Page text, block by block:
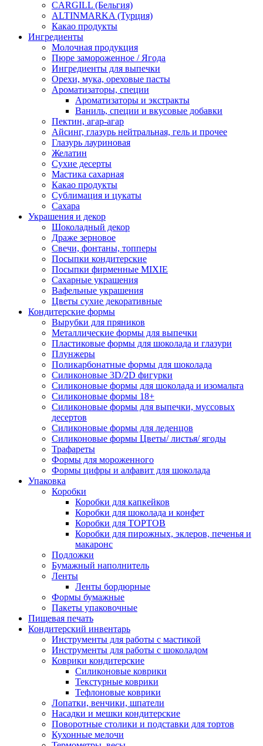
CARGILL (Бельгия)
ALTINMARKA (Турция)
Какао продукты
Ингредиенты
Молочная продукция
Пюре замороженное / Ягода
Ингредиенты для выпечки
Орехи, мука, ореховые пасты
Ароматизаторы, специи
Ароматизаторы и экстракты
Ваниль, специи и вкусовые добавки
Пектин, агар-агар
Айсинг, глазурь нейтральная, гель и прочее
Глазурь лауриновая
Желатин
Сухие десерты
Мастика сахарная
Какао продукты
Сублимация и цукаты
Сахара
Украшения и декор
Шоколадный декор
Драже зерновое
Свечи, фонтаны, топперы
Посыпки кондитерские
Посыпки фирменные MIXIE
Сахарные украшения
Вафельные украшения
Цветы сухие декоративные
Кондитерские формы
Вырубки для пряников
Металлические формы для выпечки
Пластиковые формы для шоколада и глазури
Плунжеры
Поликарбонатные формы для шоколада
Силиконовые 3D/2D фигурки
Силиконовые формы для шоколада и изомальта
Силиконовые формы 18+
Силиконовые формы для выпечки, муссовых
десертов
Силиконовые формы для леденцов
Силиконовые формы Цветы/ листья/ ягоды
Трафареты
Формы для мороженного
Формы цифры и алфавит для шоколада
Упаковка
Коробки
Коробки для капкейков
Коробки для шоколада и конфет
Коробки для ТОРТОВ
Коробки для пирожных, эклеров, печенья и
макаронс
Подложки
Бумажный наполнитель
Ленты
Ленты бордюрные
Формы бумажные
Пакеты упаковочные
Пищевая печать
Кондитерский инвентарь
Инструменты для работы с мастикой
Инструменты для работы с шоколадом
Коврики кондитерские
Силиконовые коврики
Текстурные коврики
Тефлоновые коврики
Лопатки, венчики, шпатели
Насадки и мешки кондитерские
Поворотные столики и подставки для тортов
Кухонные мелочи